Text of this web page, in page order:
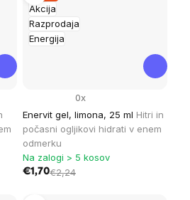
Akcija
Razprodaja
Energija
Enervit gel, limona, 25 ml Hitri in
počasni ogljikovi hidrati v enem
odmerku
0x
Na zalogi > 5 kosov
€1,70€2,24